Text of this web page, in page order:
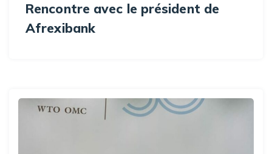
Rencontre avec le président de
Afrexibank